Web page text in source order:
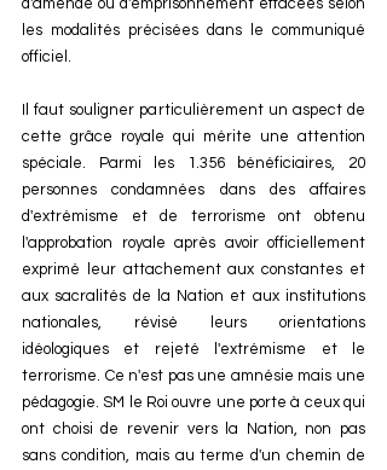
les modalités précisées dans le communiqué
officiel.
Il faut souligner particulièrement un aspect de
cette grâce royale qui mérite une attention
spéciale. Parmi les 1.356 bénéficiaires, 20
personnes condamnées dans des affaires
d'extrémisme et de terrorisme ont obtenu
l'approbation royale après avoir officiellement
exprimé leur attachement aux constantes et
aux sacralités de la Nation et aux institutions
nationales, révisé leurs orientations
idéologiques et rejeté l'extrémisme et le
terrorisme. Ce n'est pas une amnésie mais une
pédagogie. SM le Roi ouvre une porte à ceux qui
ont choisi de revenir vers la Nation, non pas
sans condition, mais au terme d'un chemin de